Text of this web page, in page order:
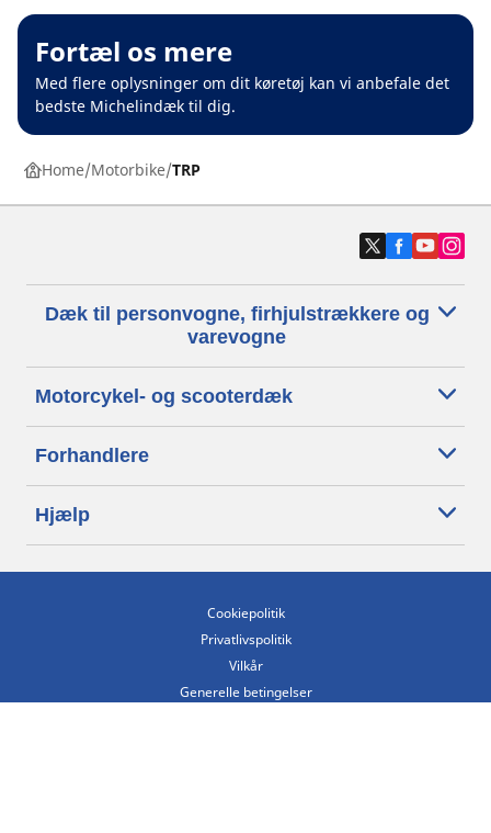
Fortæl os mere
Med flere oplysninger om dit køretøj kan vi anbefale det
bedste Michelindæk til dig.
Home Motorbike TRP
Dæk til personvogne, firhjulstrækkere og
varevogne
Motorcykel- og scooterdæk
Forhandlere
Hjælp
Cookiepolitik
Privatlivspolitik
Vilkår
Generelle betingelser